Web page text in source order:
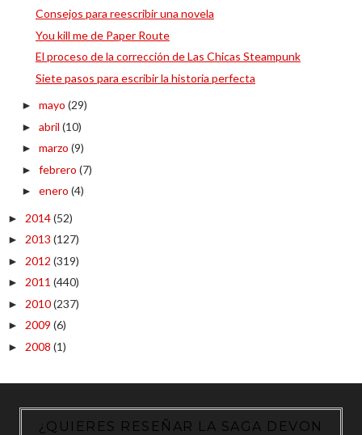
Consejos para reescribir una novela
You kill me de Paper Route
El proceso de la corrección de Las Chicas Steampunk
Siete pasos para escribir la historia perfecta
► mayo (29)
► abril (10)
► marzo (9)
► febrero (7)
► enero (4)
► 2014(52)
► 2013 (127)
► 2012 (319)
► 2011 (440)
► 2010(237)
► 2009 (6)
► 2008 (1)
¿QUIERES RESEÑAR LA SAGA DEVON